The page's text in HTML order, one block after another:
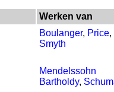
Werken van
Boulanger, Price,
Smyth
Mendelssohn
Bartholdy,